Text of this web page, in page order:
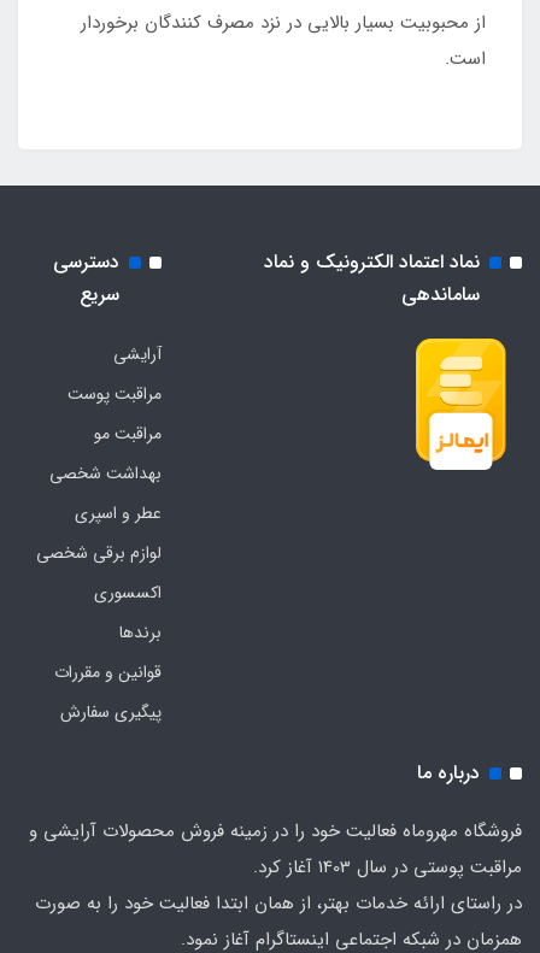
از محبوبیت بسیار بالایی در نزد مصرف کنندگان برخوردار
است.
نماد اعتماد الکترونیک و نماد
ساماندهی
دسترسی
سریع
آرایشی
مراقبت پوست
مراقبت مو
بهداشت شخصی
عطر و اسپری
لوازم برقی شخصی
اکسسوری
برندها
قوانین و مقررات
پیگیری سفارش
درباره ما
فروشگاه مهروماه فعالیت خود را در زمینه فروش محصولات آرایشی و
مراقبت پوستی در سال 1403 آغاز کرد.
در راستای ارائه خدمات بهتر، از همان ابتدا فعالیت خود را به صورت
همزمان در شبکه اجتماعی اینستاگرام آغاز نمود.